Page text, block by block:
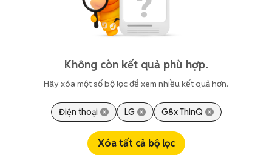
Không còn kết quả phù hợp.
Hãy xóa một số bộ lọc để xem nhiều kết quả hơn.
Điện thoại LG G8x ThinQ
Xóa tất cả bộ lọc